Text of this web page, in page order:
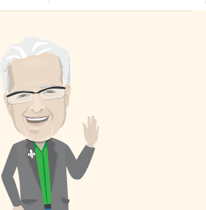
de
de nos
se sont
de
il
enquête sur les plaintes
relatives aux services fournis
par le gouvernement de
l’Ontario et par ses organismes.
Il mène des enquêtes sur des
questions importantes qui ont
trait aux services
gouvernementaux et qui
peuvent concerner de
nombreuses personnes. En
vertu de la […]